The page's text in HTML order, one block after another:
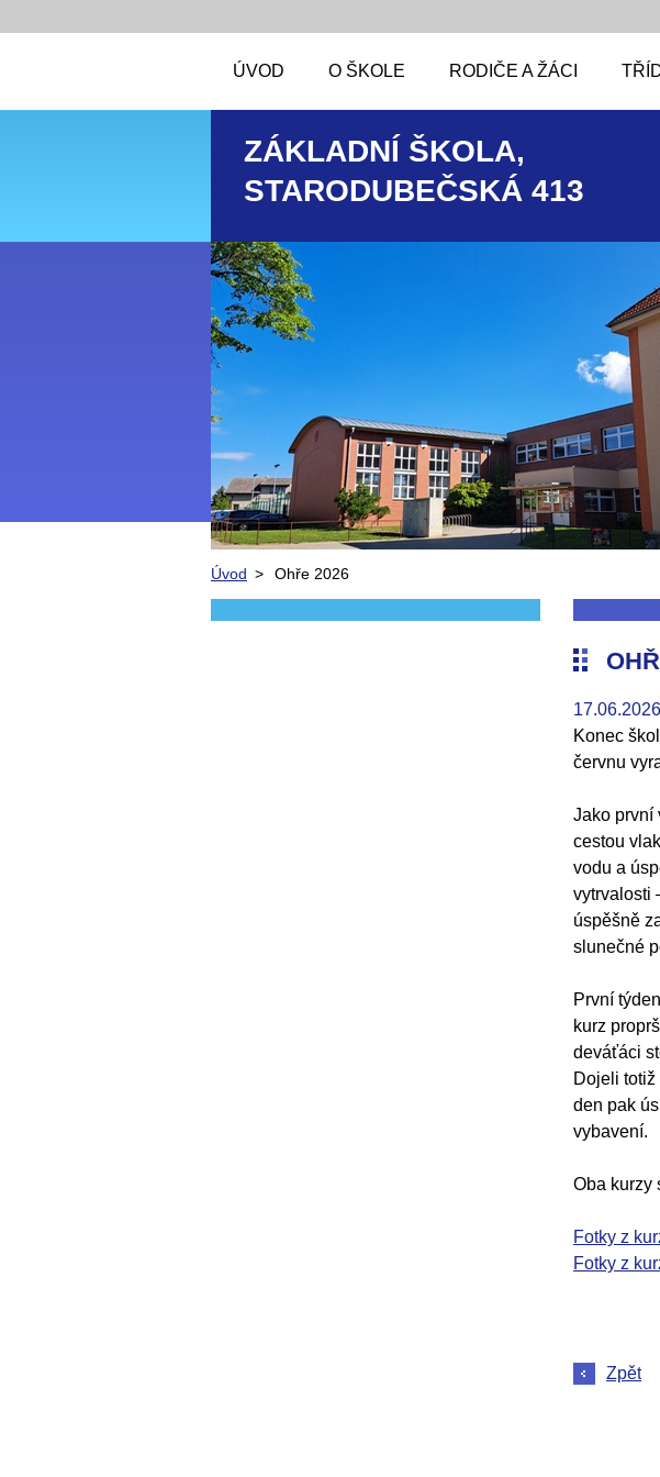
ÚVOD O ŠKOLE RODIČE A ŽÁCI
ZÁKLADNÍ ŠKOLA,
STARODUBEČSKÁ 413
Úvod > Ohře 2026
Konec
červnu
Jako první
cestou
vodu a
vytrvalosti
úspěšně
slunečné
První
kurz
deváťáci
Dojeli
den pak
vybavení.
Oba kurzy
Fotky z
Fotky z
Zpět